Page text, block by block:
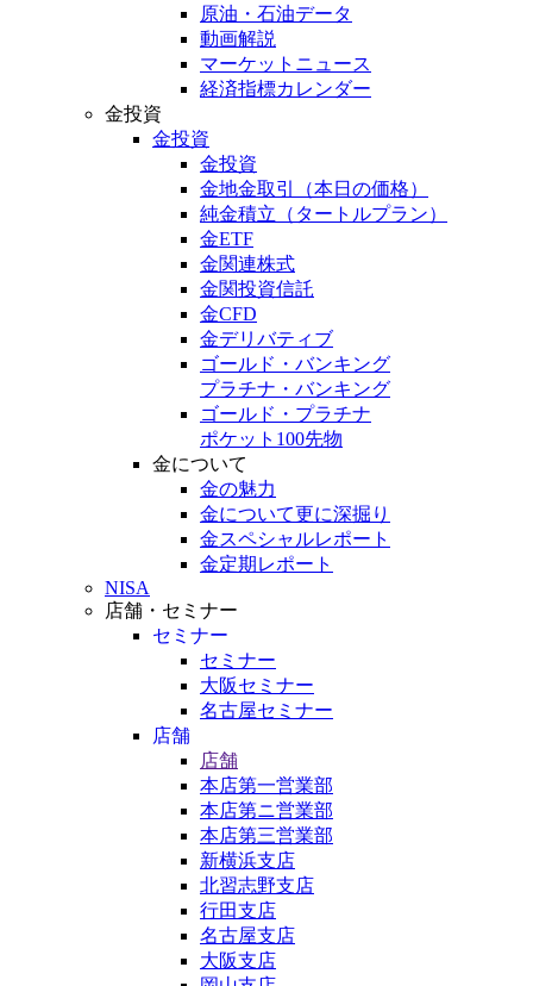
原油・石油データ
動画解説
マーケットニュース
経済指標カレンダー
金投資
金投資
金投資
金地金取引
（本日の価格）
純金積立 （タートルプラン）
金ETF
金関連株式
金関投資信託
金CFD
金デリバティブ
ゴールド・バンキング
プラチナ・バンキング
ゴールド・プラチナ
ポケット100先物
金について
金の魅力
金について更に深掘り
金スペシャルレポート
金定期レポート
NISA
店舗・セミナー
セミナー
セミナー
大阪セミナー
名古屋セミナー
店舗
店舗
本店第一営業部
本店第ニ営業部
本店第三営業部
新横浜支店
北習志野支店
行田支店
名古屋支店
大阪支店